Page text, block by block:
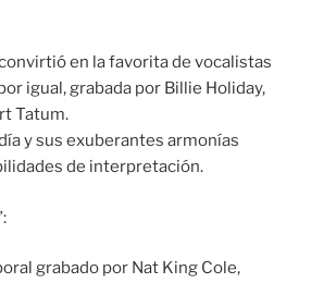
en la favorita de vocalistas
igual, grabada por Billie Holiday,
Tatum.
y sus exuberantes armonías
de interpretación.
grabado por Nat King Cole,